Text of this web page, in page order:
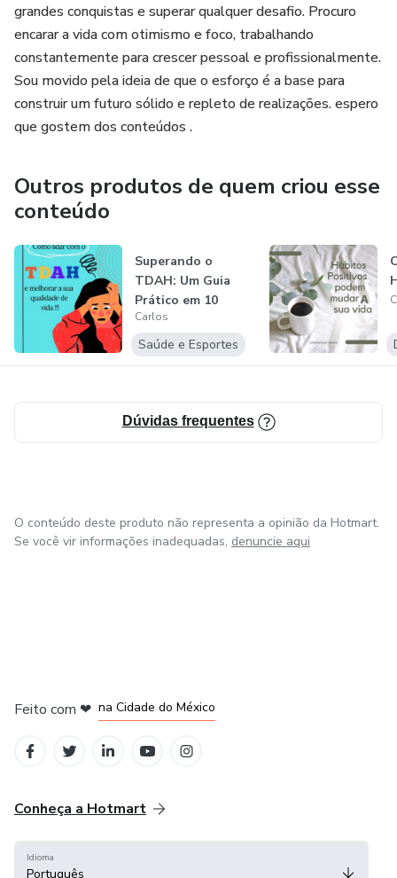
grandes conquistas e superar qualquer desafio. Procuro
encarar a vida com otimismo e foco, trabalhando
constantemente para crescer pessoal e profissionalmente.
Sou movido pela ideia de que o esforço é a base para
construir um futuro sólido e repleto de realizações. espero
que gostem dos conteúdos .
Outros produtos de quem criou esse
conteúdo
Superando o
TDAH: Um Guia
Prático em 10
Capítulos
Carlos
Saúde e Esportes
Dúvidas frequentes
O conteúdo deste produto não representa a opinião da Hotmart.
Se você vir informações inadequadas, denuncie aqui
Feito com ❤ na Cidade do México
Conheça a Hotmart
Idioma
Português